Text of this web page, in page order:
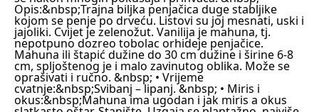
Opis:&nbsp;Trajna biljka penjačica duge stabljike
kojom se penje po drveću. Listovi su joj mesnati, uski i
jajoliki. Cvijet je zelenožut. Vanilija je mahuna, tj.
nepotpuno dozreo tobolac orhideje penjačice.
Mahuna ili štapić dužine do 30 cm dužine i širine 6-8
cm, spljoštenog je i malo zavinutog oblika. Može se
oprašivati i ručno. &nbsp; • Vrijeme
cvatnje:&nbsp;Svibanj – lipanj.&nbsp; • Miris i
okus:&nbsp;Mahuna ima ugodan i jak miris a okus